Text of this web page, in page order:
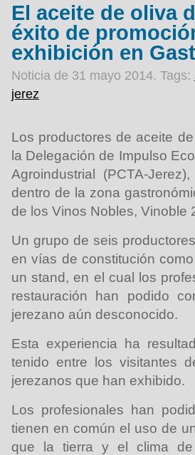
El aceite de oliva
éxito de
exhibición en
Noticia de 31 mayo 2014. Tags:
jerez
Los productores de aceite
la Delegación de Impulso
Agroindustrial (PCTA-
dentro de la zona
de los Vinos Nobles, Vinoble
Un grupo de seis
en vías de constitución
un stand, en el cual los
restauración han podido
jerezano aún desconocido.
Esta experiencia ha
tenido entre los visitantes
jerezanos que han exhibido.
Los profesionales han
tienen en común el uso de
que la tierra y el clima de